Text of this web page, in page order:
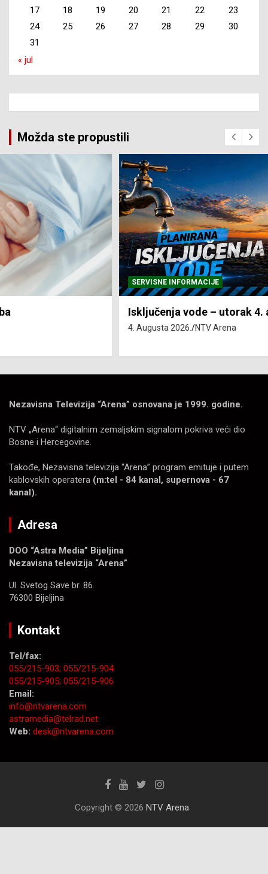
17
18 19 20 21 22
23
24
25 26 27 28 29
30
31
« jul
Možda ste propustili
SERVISNE INFORMACIJE
Isključenja vode – utorak 4. avgust
NTV Arena
Nezavisna Televizija “Arena” osnovana je 1999. godine.
NTV „Arena“ digitalnim zemaljskim signalom pokriva veći dio
Bosne i Hercegovine.
Takođe, Nezavisna televizija “Arena” program emituje i putem
kablovskih operatera (m:tel - 84 kanal, supernova - 67
kanal).
Adresa
DOO “Astra Media” Bijeljina
Nezavisna televizija “Arena”
Ul. Svetog Save br. 86.
76300 Bijeljina
Kontakt
Tel/fax:
055/215-903; 055/215-904
055/215-905; 055/215-906
Email:
info@ntvarena.com
astramedia@telrad.net
Web: desk@ntvarena.com
Copyright © 2026 NTV Arena